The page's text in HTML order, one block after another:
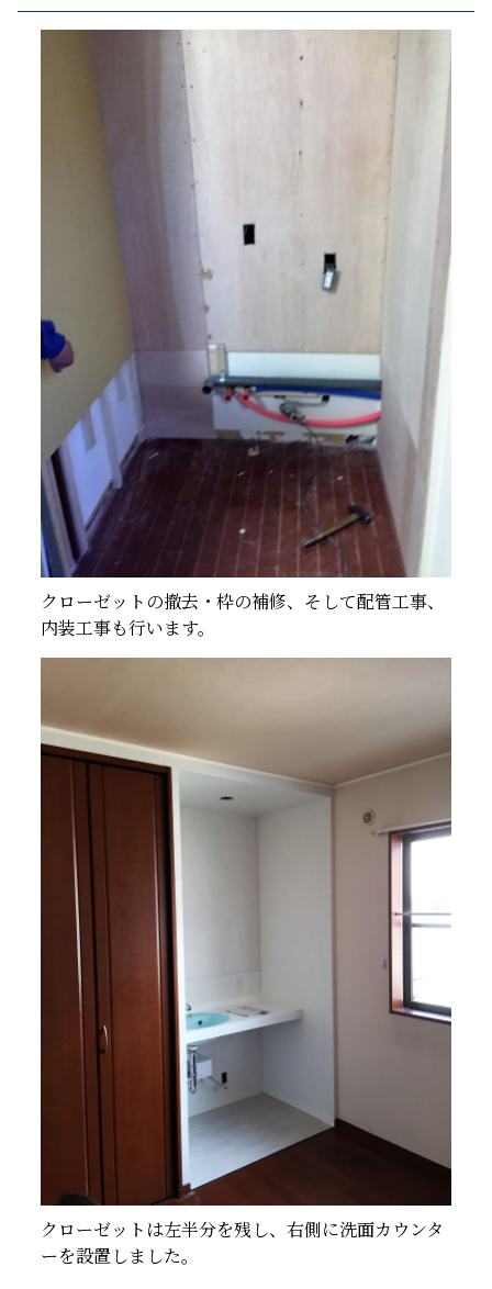
クローゼットの撤去・枠の補修、そして配管工事、
内装工事も行います。
クローゼットは左半分を残し、右側に洗面カウンタ
ーを設置しました。